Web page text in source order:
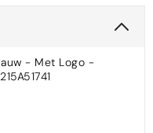
- Met Logo -